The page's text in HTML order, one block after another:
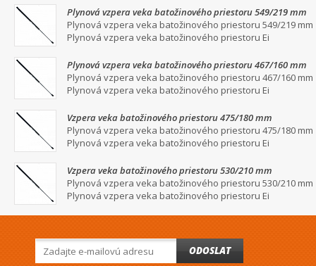
Plynová vzpera veka batožinového priestoru 549/219 mm
Plynová vzpera veka batožinového priestoru 549/219 mm
Plynová vzpera veka batožinového priestoru Ei
Plynová vzpera veka batožinového priestoru 467/160 mm
Plynová vzpera veka batožinového priestoru 467/160 mm
Plynová vzpera veka batožinového priestoru Ei
Vzpera veka batožinového priestoru 475/180 mm
Plynová vzpera veka batožinového priestoru 475/180 mm
Plynová vzpera veka batožinového priestoru Ei
Vzpera veka batožinového priestoru 530/210 mm
Plynová vzpera veka batožinového priestoru 530/210 mm
Plynová vzpera veka batožinového priestoru Ei
ODOSLAT